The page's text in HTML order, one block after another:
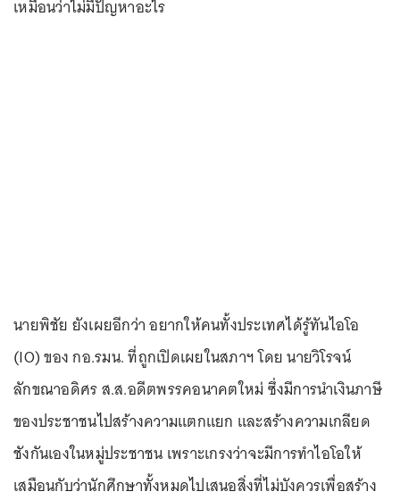
เหมือนว่าไม่มีปัญหาอะไร
นายพิชัย ยังเผยอีกว่า อยากให้คนทั้งประเทศได้รู้ทันไอโอ
(IO) ของ กอ.รมน. ที่ถูกเปิดเผยในสภาฯ โดย นายวิโรจน์
ลักขณาอดิศร ส.ส.อดีตพรรคอนาคตใหม่ ซึ่งมีการนำเงินภาษี
ของประชาชนไปสร้างความแตกแยก และสร้างความเกลียด
ชังกันเองในหมู่ประชาชน เพราะเกรงว่าจะมีการทำไอโอให้
เสมือนกับว่านักศึกษาทั้งหมดไปเสนอสิ่งที่ไม่บังควรเพื่อสร้าง